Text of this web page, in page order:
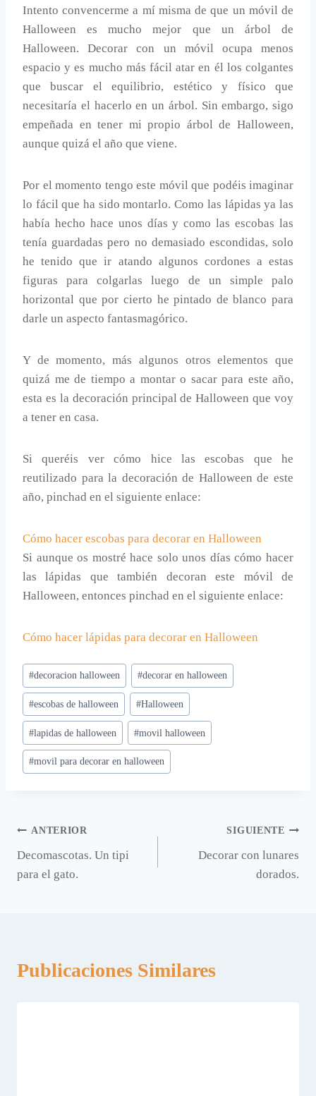
Intento convencerme a mí misma de que un móvil de
Halloween es mucho mejor que un árbol de
Halloween. Decorar con un móvil ocupa menos
espacio y es mucho más fácil atar en él los colgantes
que buscar el equilibrio, estético y físico que
necesitaría el hacerlo en un árbol. Sin embargo, sigo
empeñada en tener mi propio árbol de Halloween,
aunque quizá el año que viene.
Por el momento tengo este móvil que podéis imaginar
lo fácil que ha sido montarlo. Como las lápidas ya las
había hecho hace unos días y como las escobas las
tenía guardadas pero no demasiado escondidas, solo
he tenido que ir atando algunos cordones a estas
figuras para colgarlas luego de un simple palo
horizontal que por cierto he pintado de blanco para
darle un aspecto fantasmagórico.
Y de momento, más algunos otros elementos que
quizá me de tiempo a montar o sacar para este año,
esta es la decoración principal de Halloween que voy
a tener en casa.
Si queréis ver cómo hice las escobas que he
reutilizado para la decoración de Halloween de este
año, pinchad en el siguiente enlace:
Cómo hacer escobas para decorar en Halloween
Si aunque os mostré hace solo unos días cómo hacer
las lápidas que también decoran este móvil de
Halloween, entonces pinchad en el siguiente enlace:
Cómo hacer lápidas para decorar en Halloween
Etiquetas
de
la
entrada:
#decoracion halloween #decorar en halloween
#escobas de halloween #Halloween
#lapidas de halloween #movil halloween
#movil para decorar en halloween
Navegación
de
ANTERIOR
Decomascotas. Un tipi
para el gato.
SIGUIENTE
Decorar con lunares
dorados.
Publicaciones Similares